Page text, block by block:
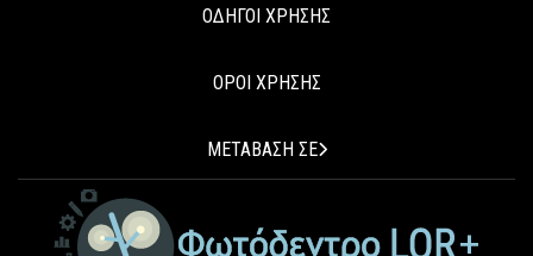
ΟΔΗΓΟΙ ΧΡΗΣΗΣ
ΟΡΟΙ ΧΡΗΣΗΣ
ΜΕΤΑΒΑΣΗ ΣΕ